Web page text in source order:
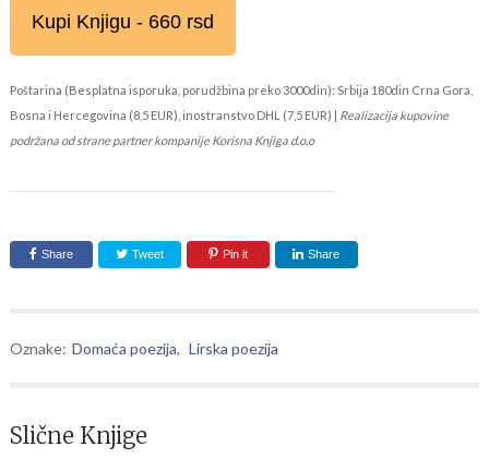
Kupi Knjigu - 660 rsd
Poštarina (Besplatna isporuka, porudžbina preko 3000din): Srbija 180din Crna Gora,
Bosna i Hercegovina (8,5 EUR), inostranstvo DHL (7,5 EUR) | Realizacija kupovine
podržana od strane partner kompanije Korisna Knjiga d.o.o
Share Tweet Pin it Share
Oznake: Domaća poezija, Lirska poezija
Slične Knjige